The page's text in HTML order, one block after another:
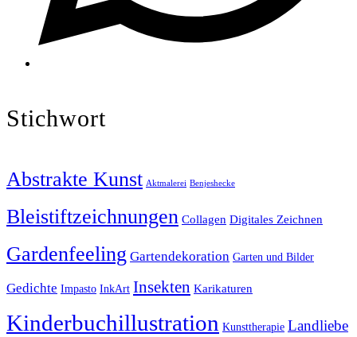
Stichwort
Abstrakte Kunst Aktmalerei Benjeshecke
Bleistiftzeichnungen Collagen Digitales Zeichnen
Gardenfeeling Gartendekoration Garten und Bilder
Gedichte Impasto InkArt Insekten Karikaturen
Kinderbuchillustration Kunsttherapie Landliebe